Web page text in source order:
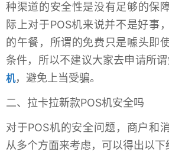
种渠道的安全性是没有足够的保
际上对于POS机来说并不是好事
的午餐，所谓的免费只是噱头即
条件，所以不建议大家去申请所
机，避免上当受骗。
二、拉卡拉新款POS机安全吗
对于POS机的安全问题，商户和
从多个方面来考虑，可以得出以下